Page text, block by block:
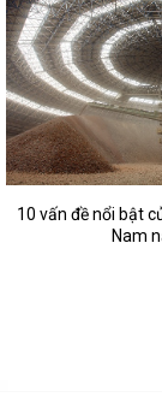
10 vấn đề nổi bật
Nam